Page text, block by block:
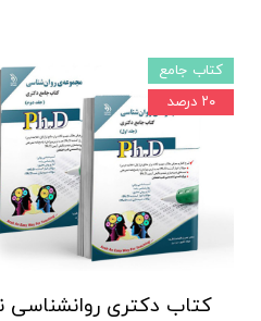
کتاب جامع
۲۰ درصد